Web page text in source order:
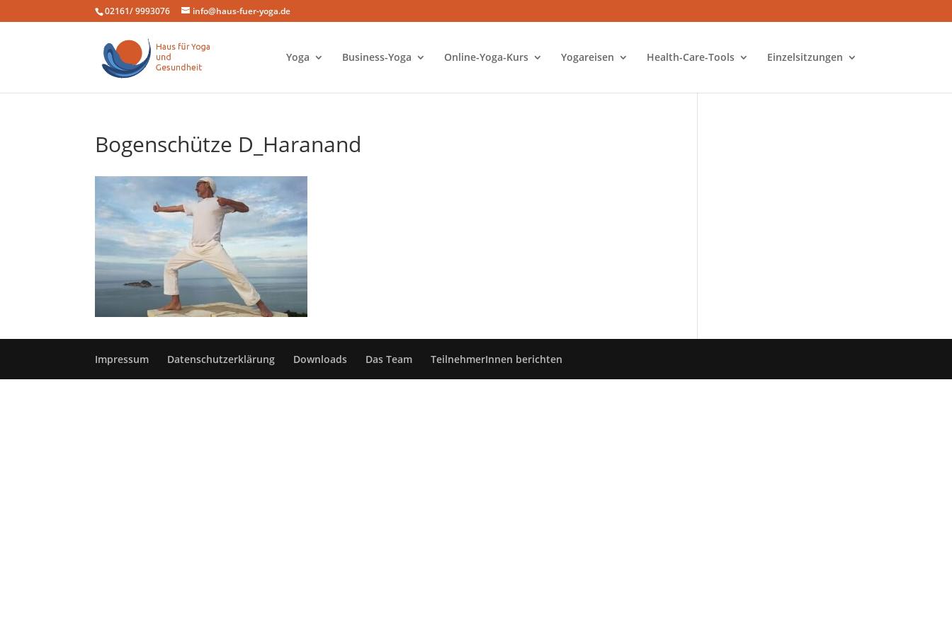
02161/ 9993076 info@haus-fuer-yoga.de
Yoga Business-Yoga Online-Yoga-Kurs Yogareisen Health-Care-Tools Einzelsitzungen
Bogenschütze D_Haranand
Impressum Datenschutzerklärung Downloads Das Team TeilnehmerInnen berichten